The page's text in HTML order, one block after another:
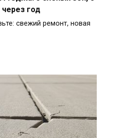
год
свежий ремонт, новая